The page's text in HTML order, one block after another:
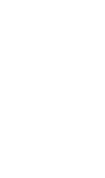
界也進一步發展各項麵
付自家過剩的麵粉產能，
日本的日清製菓株式會社
年，這一款打著高級奶
了大手筆舉辦抽獎活動宣
可口樂園」，還有涼亭假
速食麵。統一企業甚至
圖將麵粉事業延伸到速食
出時，並沒有附任何油包
一包泡麵「生力麵」。直